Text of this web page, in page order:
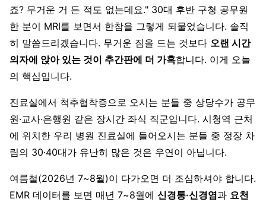
죠? 무거운 거 든 적도 없는데요." 30대 후반 구청 공무원
한 분이 MRI를 보면서 한참을 그렇게 되물었습니다. 솔직
히 말씀드리겠습니다. 무거운 짐을 드는 것보다 오랜 시간
의자에 앉아 있는 것이 추간판에 더 가혹합니다. 이게 오늘
의 핵심입니다.
진료실에서 척추협착증으로 오시는 분들 중 상당수가 공무
원·교사·은행원 같은 장시간 좌식 직군입니다. 시청역 근처
에 위치한 우리 병원 진료실에 들어오시는 분들 중 정장 차
림의 30·40대가 유난히 많은 것은 우연이 아닙니다.
여름철(2026년 7~8월)이 다가오면 더 조심하셔야 합니다.
EMR 데이터를 보면 매년 7~8월에 신경통·신경염과 요천